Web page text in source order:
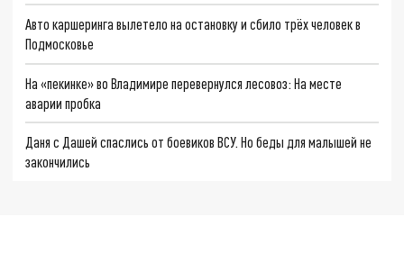
Авто каршеринга вылетело на остановку и сбило трёх человек в
Подмосковье
На «пекинке» во Владимире перевернулся лесовоз: На месте
аварии пробка
Даня с Дашей спаслись от боевиков ВСУ. Но беды для малышей не
закончились